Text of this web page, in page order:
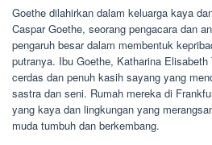
Goethe dilahirkan dalam keluarga kaya
Caspar Goethe, seorang pengacara dan
pengaruh besar dalam membentuk
putranya. Ibu Goethe, Katharina
cerdas dan penuh kasih sayang yang
sastra dan seni. Rumah mereka di
yang kaya dan lingkungan yang
muda tumbuh dan berkembang.